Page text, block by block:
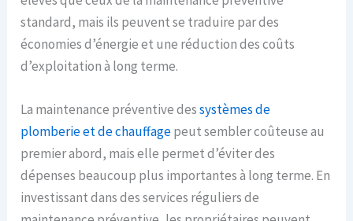
standard, mais ils peuvent se traduire par des
économies d’énergie et une réduction des coûts
d’exploitation à long terme.
La maintenance préventive dessystèmes de
plomberie et de chauffagepeut sembler coûteuse au
premier abord, mais elle permet d’éviter des
dépenses beaucoup plus importantes à long terme. En
investissant dans des services réguliers de